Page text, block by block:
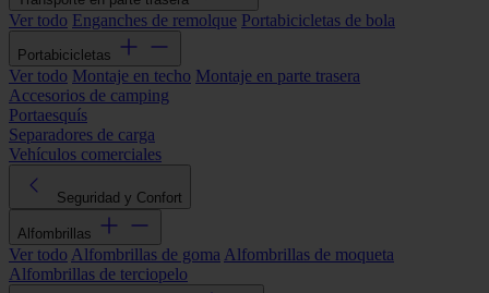
Ver todo Enganches de remolque Portabicicletas de bola
Portabicicletas
Ver todo Montaje en techo Montaje en parte trasera
Accesorios de camping
Portaesquís
Separadores de carga
Vehículos comerciales
Seguridad y Confort
Alfombrillas
Ver todo Alfombrillas de goma Alfombrillas de moqueta
Alfombrillas de terciopelo